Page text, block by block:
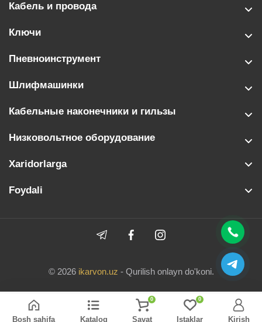
Кабель и провода
Ключи
Пневноинструмент
Шлифмашинки
Кабельные наконечники и гильзы
Низковольтное оборудование
Xaridorlarga
Foydali
© 2026 ikarvon.uz - Qurilish onlayn do'koni.
Bosh sahifa Katalog
0
Savat
0
Istaklar Kirish